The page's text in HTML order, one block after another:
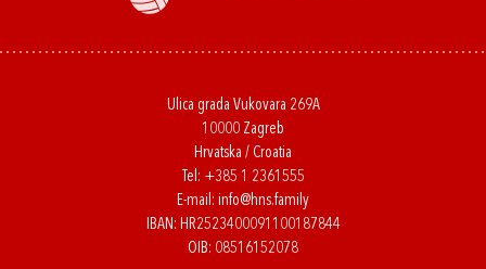
Ulica grada Vukovara 269A
10000 Zagreb
Hrvatska / Croatia
Tel: +385 1 2361555
E-mail: info@hns.family
IBAN: HR2523400091100187844
OIB: 08516152078